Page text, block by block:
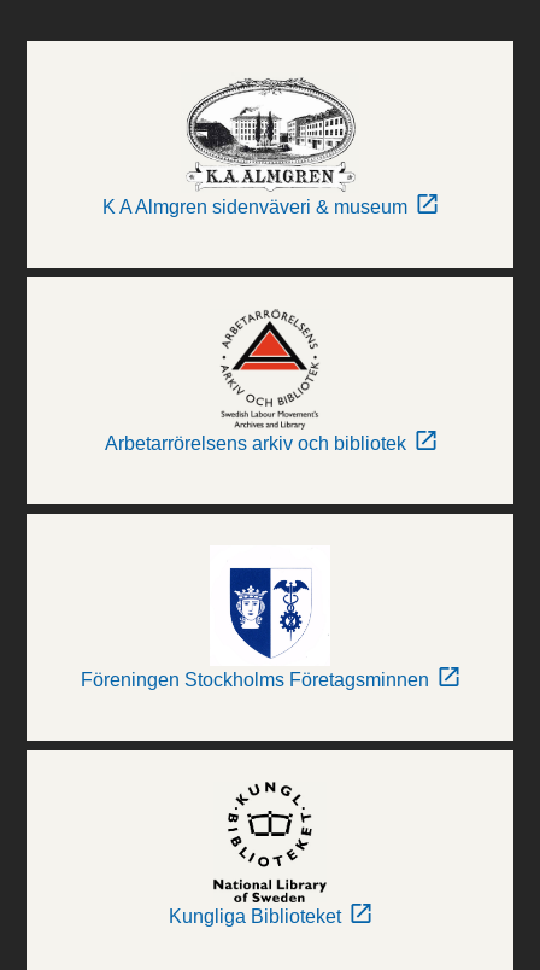
K A Almgren sidenväveri & museum
Arbetarrörelsens arkiv och bibliotek
Föreningen Stockholms Företagsminnen
Kungliga Biblioteket